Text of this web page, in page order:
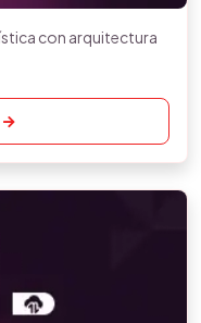
con arquitectura